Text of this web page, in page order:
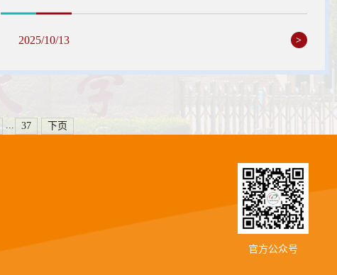
示时间：2025年10月13日至2025年10月16日，如有异议，请在公示期
内到中德科技学院学生工作办公室（B3107）反映情况，联系电话：
2025/10/13 >
... 37 下页
官方公众号